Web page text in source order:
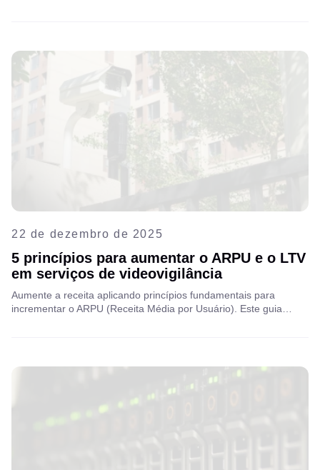
22 de dezembro de 2025
5 princípios para aumentar o ARPU e o LTV
em serviços de videovigilância
Aumente a receita aplicando princípios fundamentais para
incrementar o ARPU (Receita Média por Usuário). Este guia